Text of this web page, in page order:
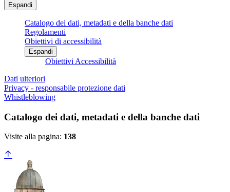
Espandi
Catalogo dei dati, metadati e della banche dati
Regolamenti
Obiettivi di accessibilità
Espandi
Obiettivi Accessibilità
Dati ulteriori
Privacy - responsabile protezione dati
Whistleblowing
Catalogo dei dati, metadati e della banche dati
Visite alla pagina: 138